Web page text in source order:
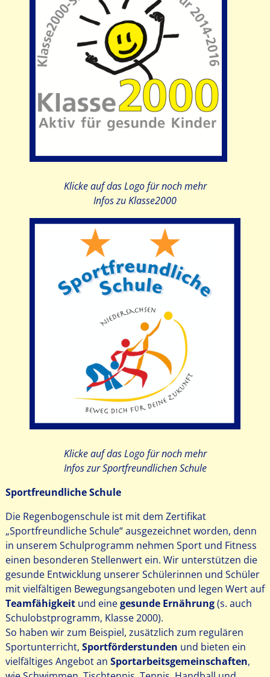
Klicke auf das Logo für noch mehr
Infos zu Klasse2000
Klicke auf das Logo für noch mehr
Infos zur Sportfreundlichen Schule
Sportfreundliche Schule
Die Regenbogenschule ist mit dem Zertifikat
„Sportfreundliche Schule“ ausgezeichnet worden, denn
in unserem Schulprogramm nehmen Sport und Fitness
einen besonderen Stellenwert ein. Wir unterstützen die
gesunde Entwicklung unserer Schülerinnen und Schüler
mit vielfältigen Bewegungsangeboten und legen Wert auf
Teamfähigkeitund einegesunde Ernährung(s. auch
Schulobstprogramm, Klasse 2000).
So haben wir zum Beispiel, zusätzlich zum regulären
Sportunterricht, Sportförderstunden und bieten ein
vielfältiges Angebot an Sportarbeitsgemeinschaften,